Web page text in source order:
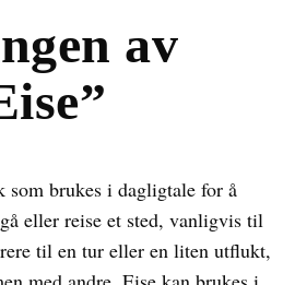
av
som brukes i dagligtale for å
eller reise et sted, vanligvis til
til en tur eller en liten utflukt,